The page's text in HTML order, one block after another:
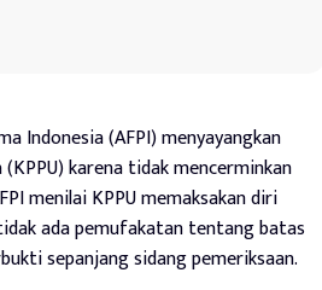
Indonesia (AFPI) menyayangkan
karena tidak mencerminkan
menilai KPPU memaksakan diri
ada pemufakatan tentang batas
sepanjang sidang pemeriksaan.